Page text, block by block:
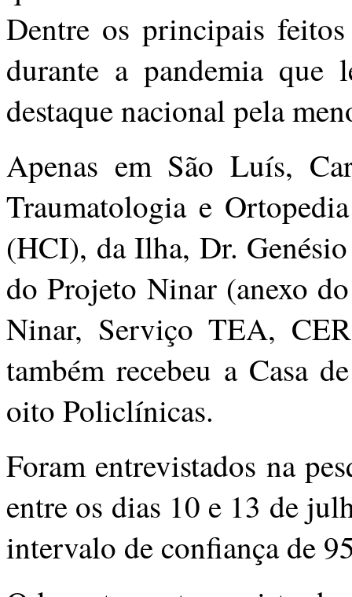
Dentre os principais
durante a pandemia que
destaque nacional pela
Apenas em São Luís,
Traumatologia e
(HCI), da Ilha, Dr.
do Projeto Ninar (anexo
Ninar, Serviço TEA,
também recebeu a Casa
oito Policlínicas.
Foram entrevistados na
entre os dias 10 e 13 de
intervalo de confiança de